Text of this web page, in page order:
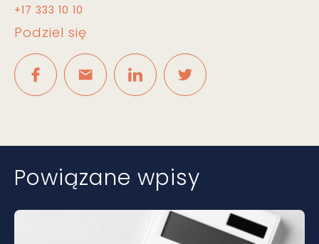
+17 333 10 10
Podziel się
Powiązane wpisy